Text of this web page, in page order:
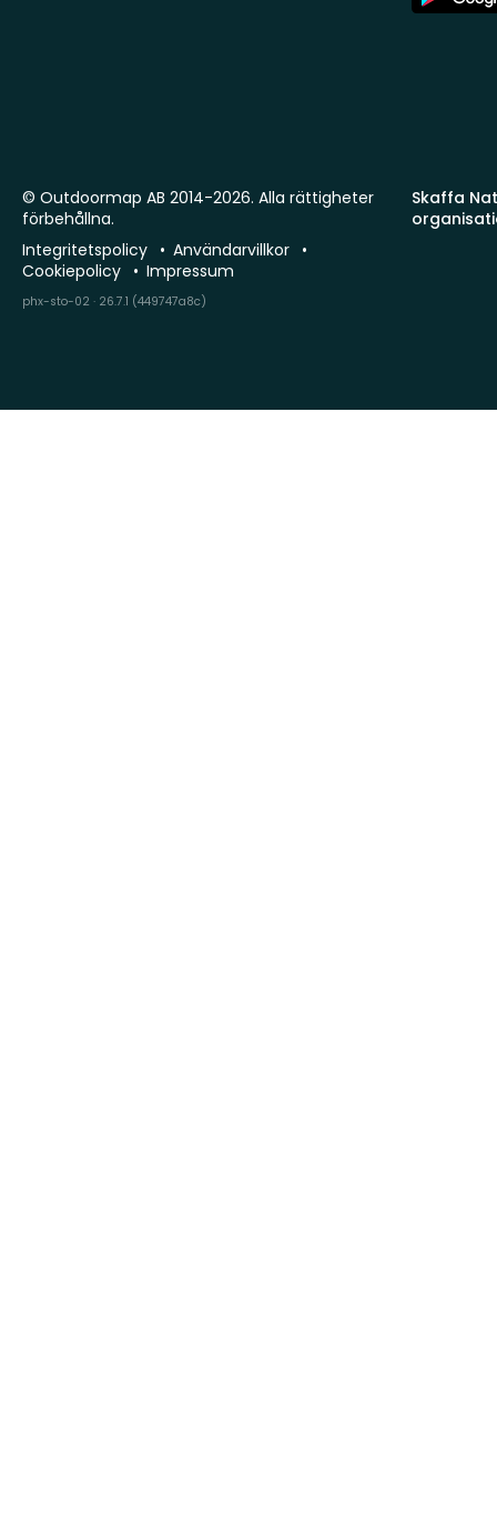
Store
Skaffa
© Outdoormap AB 2014-2026. Alla rättigheter
förbehållna.
Integritetspolicy
Användarvillkor
Cookiepolicy
Impressum
phx-sto-02 · 26.7.1 (449747a8c)